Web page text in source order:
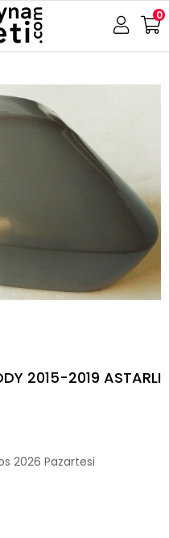
0
2015-2019 ASTARLI
2026 Pazartesi